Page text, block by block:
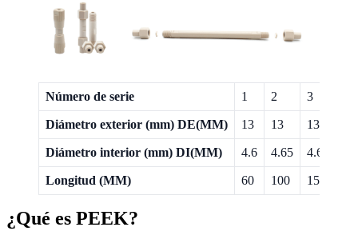
Número de serie 1 2 3
Diámetro exterior (mm) DE(MM) 13 13 13
Diámetro interior (mm) DI(MM) 4.6 4.65 4.6
Longitud (MM) 60 100 150
¿Qué es PEEK?